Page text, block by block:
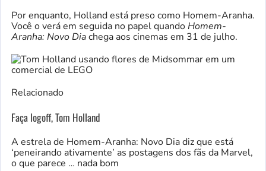
Por enquanto, Holland está preso como Homem-Aranha.
Você o verá em seguida no papel quando Homem-
Aranha: Novo Diachega aos cinemas em 31 de julho.
Relacionado
Faça logoff, Tom Holland
A estrela de Homem-Aranha: Novo Dia diz que está
‘peneirando ativamente’ as postagens dos fãs da Marvel,
o que parece … nada bom